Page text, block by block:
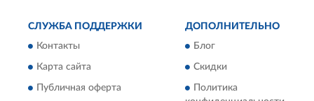
СЛУЖБА ПОДДЕРЖКИ
Контакты
Карта сайта
Публичная оферта
ДОПОЛНИТЕЛЬНО
Блог
Скидки
Политика